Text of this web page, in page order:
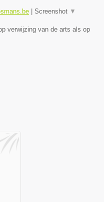
Screenshot ▼
verwijzing van de arts als op